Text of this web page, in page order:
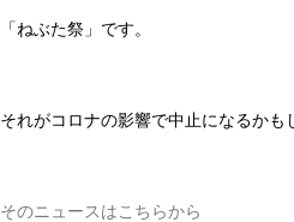
「ねぶた祭」です。
それがコロナの影響で中止になるかも
そのニュースはこちらから